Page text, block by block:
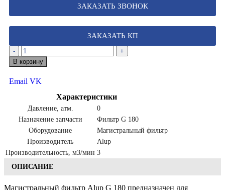
ЗАКАЗАТЬ ЗВОНОК
ЗАКАЗАТЬ КП
-
+
В корзину
Email VK
Характеристики
Давление, атм.
0
Назначение запчасти
Фильтр G 180
Оборудование
Магистральный фильтр
Производитель
Alup
Производительность, м3/мин 3
ОПИСАНИЕ
Магистральный фильтр Alup G 180 предназначен для